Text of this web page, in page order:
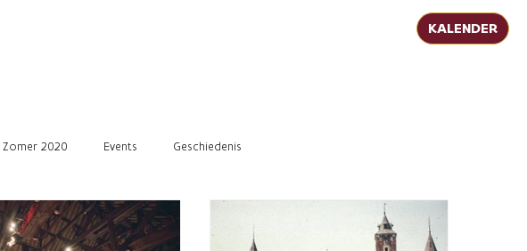
KALENDER
Zomer 2020 Events Geschiedenis